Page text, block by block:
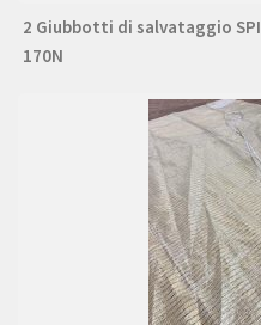
2 Giubbotti di salvataggio
170N